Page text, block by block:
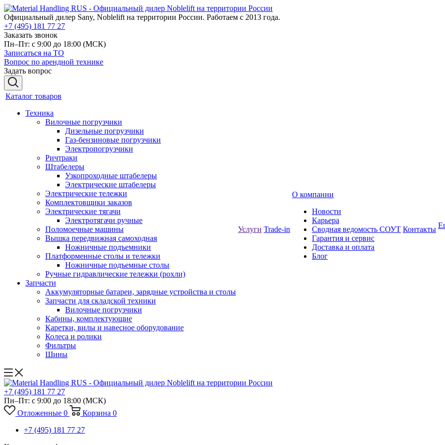
Официальный дилер Sany, Noblelift на территории России. Работаем с 2013 года.
+7 (495) 181 77 27
Заказать звонок
Пн–Пт: с 9:00 до 18:00 (МСК)
Записаться на ТО
Вопрос по арендной технике
Задать вопрос
Каталог товаров
Техника
Вилочные погрузчики
Дизельные погрузчики
Газ-бензиновые погрузчики
Электропогрузчики
Ричтраки
Штабелеры
Узкопроходные штабелеры
Электрические штабелеры
Электрические тележки
Комплектовщики заказов
Электрические тягачи
Электротягачи ручные
Поломоечные машины
Вышка передвижная самоходная
Ножничные подъемники
Платформенные столы и тележки
Ножничные подъемные столы
Ручные гидравлические тележки (рохли)
Запчасти
Аккумуляторные батареи, зарядные устройства и столы
Запчасти для складской техники
Вилочные погрузчики
Кабины, комплектующие
Каретки, вилы и навесное оборудование
Колеса и ролики
Фильтры
Шины
Услуги Trade-in
О компании
Новости
Карьера
Сводная ведомость СОУТ
Гарантия и сервис
Доставка и оплата
Блог
Контакты
+7 (495) 181 77 27
Пн–Пт: с 9:00 до 18:00 (МСК)
Отложенные 0 Корзина 0
+7 (495) 181 77 27